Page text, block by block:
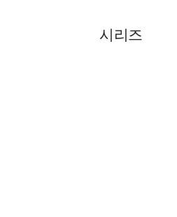
시리즈